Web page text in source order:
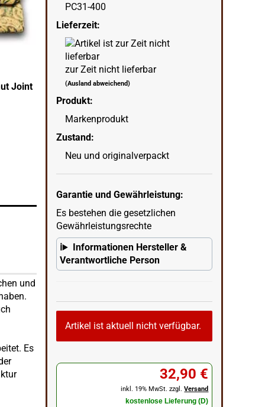
Joint
wenn in Ecke unten rechts = KI erstellter
PC31-400
Lieferzeit:
zur Zeit nicht lieferbar
(Ausland abweichend)
Produkt:
Markenprodukt
Zustand:
Neu und originalverpackt
Garantie und Gewährleistung:
Es bestehen die gesetzlichen
Gewährleistungsrechte
Informationen Hersteller &
Verantwortliche Person
Artikel ist aktuell nicht verfügbar.
32,90 €
inkl. 19% MwSt. zzgl.Versand
kostenlose Lieferung (D)
und
Es